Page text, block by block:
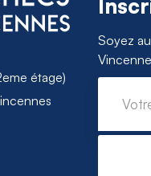
étage)
Soyez